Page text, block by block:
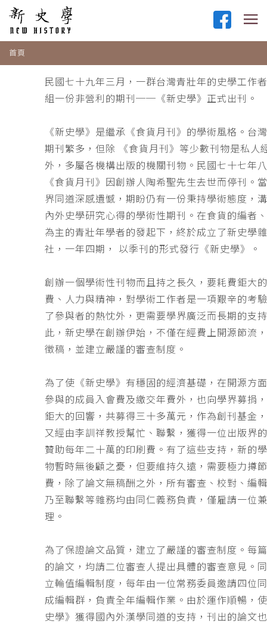
首頁
民國七十九年三月，一群台灣青壯年的史學工作
組一份非營利的期刊──《新史學》正式出刊。
《新史學》是繼承《食貨月刊》的學術風格。台
期刊繁多，但除 《食貨月刊》等少數刊物是私人
外，多屬各機構出版的機關刊物。民國七十七年
《食貨月刊》因創辦人陶希聖先生去世而停刊。
界同道深感遺憾，期盼仍有一份秉持學術態度，
內外史學研究心得的學術性期刊。在食貨的編者
為主的青壯年學者的發起下，終於成立了新史學
社，一年四期， 以季刊的形式發行《新史學》。
創辦一個學術性刊物而且持之長久，要耗費鉅大
費、人力與精神，對學術工作者是一項艱辛的考
了參與者的熱忱外，更需要學界廣泛而長期的支
此，新史學在創辦伊始，不僅在經費上開源節流
徵稿，並建立嚴謹的審查制度。
為了使《新史學》有穩固的經濟基礎，在開源方
參與的成員入會費及繳交年費外，也向學界募捐
鉅大的回響，共募得三十多萬元，作為創刊基金
又經由李訓祥教授幫忙、聯繫，獲得一位出版界
贊助每年二十萬的印刷費。有了這些支持，新的
物暫時無後顧之憂，但要維持久遠，需要極力撙
費，除了論文無稿酬之外，所有審查、校對、編
乃至聯繫等雜務均由同仁義務負責，僅雇請一位
理。
為了保證論文品質，建立了嚴謹的審查制度。每
的論文，均請二位審查人提出具體的審查意見。
立輪值編輯制度，每年由一位常務委員邀請四位
成編輯群，負責全年編輯作業。由於運作順暢，
史學》獲得國內外漢學同道的支持，刊出的論文